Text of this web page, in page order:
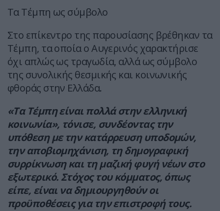
Τα Τέμπη ως σύμβολο
Στο επίκεντρο της παρουσίασης βρέθηκαν τα
Τέμπη, τα οποία ο Αυγερινός χαρακτήρισε
όχι απλώς ως τραγωδία, αλλά ως σύμβολο
της συνολικής θεσμικής και κοινωνικής
φθοράς στην Ελλάδα.
«Τα Τέμπη είναι πολλά στην ελληνική
κοινωνία», τόνισε, συνδέοντας την
υπόθεση με την κατάρρευση υποδομών,
την αποβιομηχάνιση, τη δημογραφική
συρρίκνωση και τη μαζική φυγή νέων στο
εξωτερικό. Στόχος του κόμματος, όπως
είπε, είναι να δημιουργηθούν οι
προϋποθέσεις για την επιστροφή τους.